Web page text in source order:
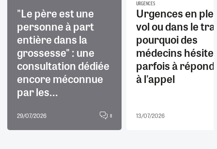
"Le père est une
personne à part
entière dans la
grossesse" : une
consultation dédiée
encore méconnue
par les...
29/07/2026 8
URGENCES
Urgences en
vol ou dans le
pourquoi des
médecins
parfois à
à l'appel
13/07/2026